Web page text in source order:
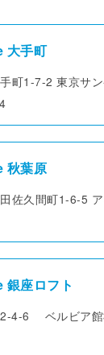
大手町
町1-7-2 東京サ
秋葉原
佐久間町1-6-5
座ロフト
2-4-6
ベルビア